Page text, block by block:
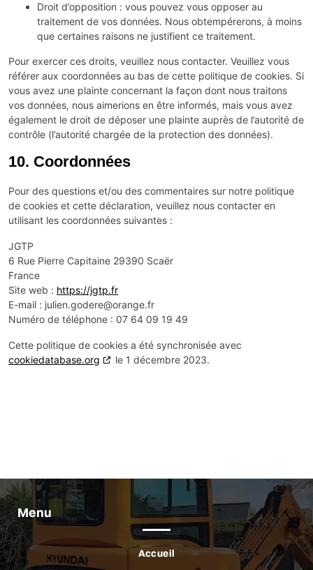
Droit d’opposition : vous pouvez vous opposer au
traitement de vos données. Nous obtempérerons, à moins
que certaines raisons ne justifient ce traitement.
Pour exercer ces droits, veuillez nous contacter. Veuillez vous
référer aux coordonnées au bas de cette politique de cookies. Si
vous avez une plainte concernant la façon dont nous traitons
vos données, nous aimerions en être informés, mais vous avez
également le droit de déposer une plainte auprès de l’autorité de
contrôle (l’autorité chargée de la protection des données).
10. Coordonnées
Pour des questions et/ou des commentaires sur notre politique
de cookies et cette déclaration, veuillez nous contacter en
utilisant les coordonnées suivantes :
JGTP
6 Rue Pierre Capitaine 29390 Scaër
France
Site web : https://jgtp.fr
E-mail : julien.godere@orange.fr
Numéro de téléphone : 07 64 09 19 49
Cette politique de cookies a été synchronisée avec
cookiedatabase.org
le 1 décembre 2023.
Menu
Accueil